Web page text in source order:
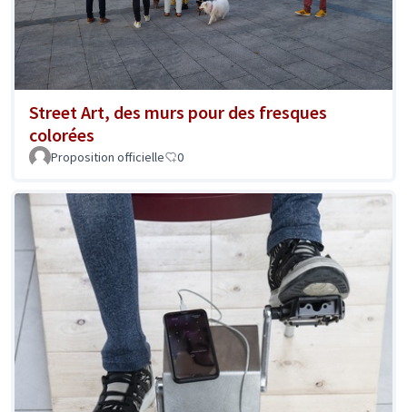
Street Art, des murs pour des fresques
colorées
Proposition officielle 0